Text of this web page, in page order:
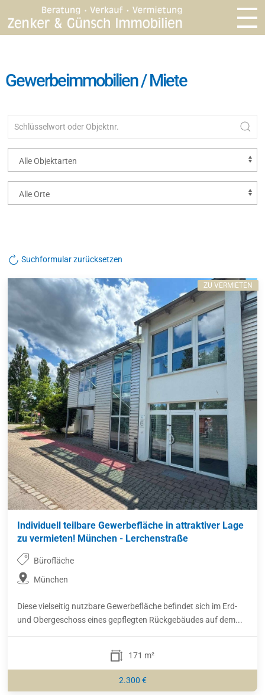
Gewerbeimmobilien / Miete
Suchformular zurücksetzen
Individuell teilbare Gewerbefläche in attraktiver Lage
zu vermieten! München - Lerchenstraße
Bürofläche
München
Diese vielseitig nutzbare Gewerbefläche befindet sich im Erd-
und Obergeschoss eines gepflegten Rückgebäudes auf dem...
171 m²
2.300 €
ZU VERMIETEN